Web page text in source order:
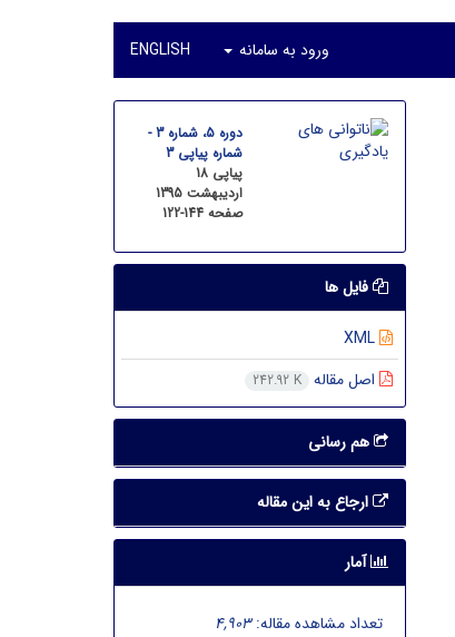
ورود به سامانه ENGLISH
دوره 5، شماره 3 -
شماره پیاپی 3
پیاپی 18
اردیبهشت 1395
صفحه 122-144
فایل ها
XML
اصل مقاله
242.92 K
هم رسانی
ارجاع به این مقاله
آمار
تعداد مشاهده مقاله:4,903